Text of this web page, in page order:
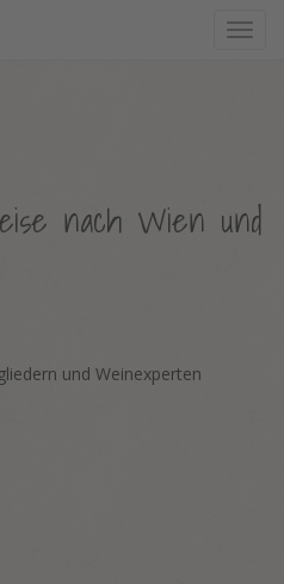
nach Wien und
und Weinexperten